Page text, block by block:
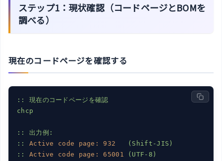
ステップ1：現状確認（コードページとBOMを
調べる）
現在のコードページを確認する
::
現在のコードページを確認
chcp
::
出力例:
::
Active code page: 932
(Shift-JIS)
::
Active code page: 65001
(UTF-8)